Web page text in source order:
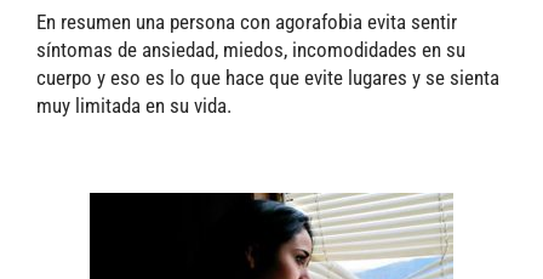
En resumen una persona con agorafobia evita sentir
síntomas de ansiedad, miedos, incomodidades en su
cuerpo y eso es lo que hace que evite lugares y se sienta
muy limitada en su vida.